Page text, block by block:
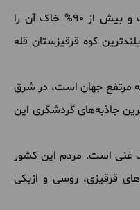
قرقیزستان کشوری کوهستانی است و بیش از 90% خاک آن را
کوه قرقیزستان قله
مرتفع جهان است، در شرق
جاذبه‌های گردشگری این
غنی است. مردم این کشور
قرقیزی، روسی و ازبکی